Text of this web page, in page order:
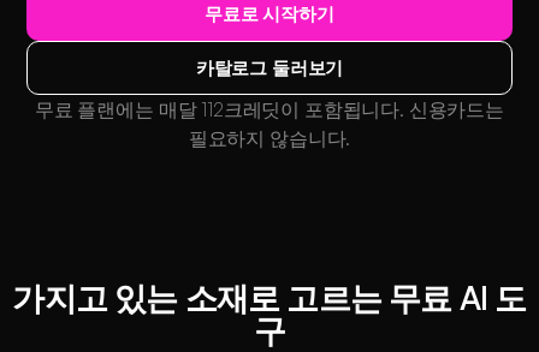
무료로 시작하기
카탈로그 둘러보기
무료 플랜에는 매달 112크레딧이 포함됩니다. 신용카드는
필요하지 않습니다.
가지고 있는 소재로 고르는 무료 AI 도
구